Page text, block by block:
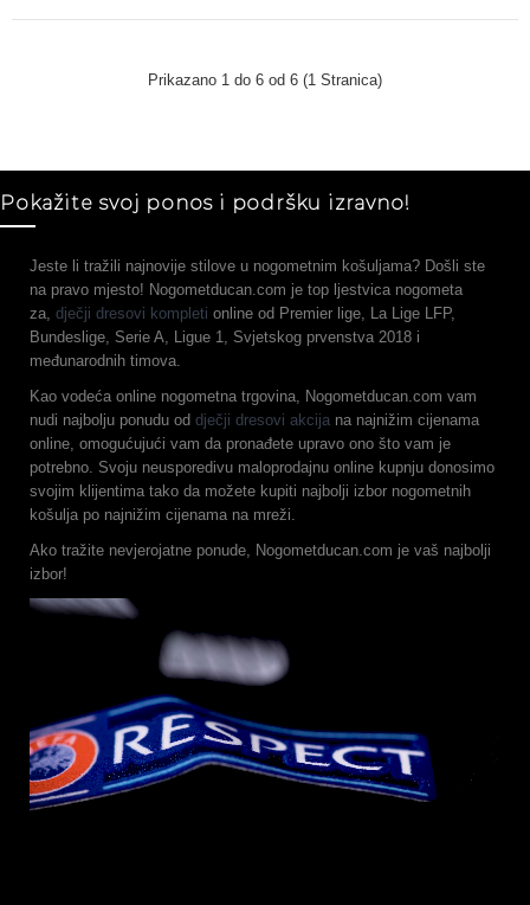
Prikazano 1 do 6 od 6 (1 Stranica)
Pokažite svoj ponos i podršku izravno!
Jeste li tražili najnovije stilove u nogometnim košuljama? Došli ste
na pravo mjesto! Nogometducan.com je top ljestvica nogometa
za, dječji dresovi kompleti online od Premier lige, La Lige LFP,
Bundeslige, Serie A, Ligue 1, Svjetskog prvenstva 2018 i
međunarodnih timova.
Kao vodeća online nogometna trgovina, Nogometducan.com vam
nudi najbolju ponudu od dječji dresovi akcija na najnižim cijenama
online, omogućujući vam da pronađete upravo ono što vam je
potrebno. Svoju neusporedivu maloprodajnu online kupnju donosimo
svojim klijentima tako da možete kupiti najbolji izbor nogometnih
košulja po najnižim cijenama na mreži.
Ako tražite nevjerojatne ponude, Nogometducan.com je vaš najbolji
izbor!